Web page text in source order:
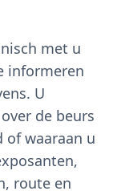
met u
informeren
U
de beurs
of waaraan u
route en